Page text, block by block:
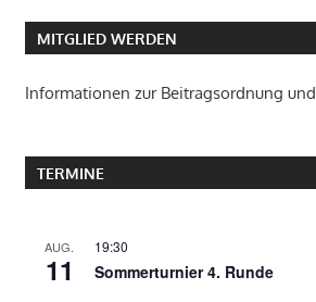
MITGLIED WERDEN
Informationen zur Beitragsordnung und
TERMINE
AUG.
11
19:30
Sommerturnier 4. Runde